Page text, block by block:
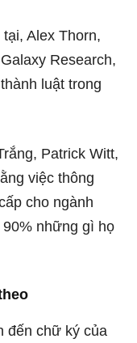
Alex Thorn,
Research,
luật trong
Patrick Witt,
việc thông
cho ngành
những gì họ
đến chữ ký của